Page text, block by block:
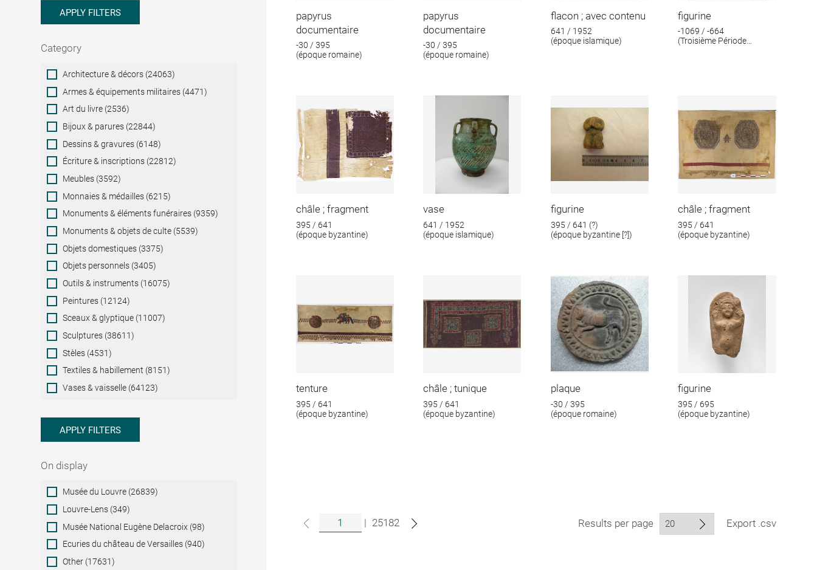
APPLY FILTERS
Category
Category
Architecture & décors (24063)
Armes & équipements militaires (4471)
Art du livre (2536)
Bijoux & parures (22844)
Dessins & gravures (6148)
Écriture & inscriptions (22812)
Meubles (3592)
Monnaies & médailles (6215)
Monuments & éléments funéraires (9359)
Monuments & objets de culte (5539)
Objets domestiques (3375)
Objets personnels (3405)
Outils & instruments (16075)
Peintures (12124)
Sceaux & glyptique (11007)
Sculptures (38611)
Stèles (4531)
Textiles & habillement (8151)
Vases & vaisselle (64123)
APPLY FILTERS
On display
On
display
Musée du Louvre (26839)
Louvre-Lens (349)
Musée National Eugène Delacroix (98)
Ecuries du château de Versailles (940)
Other (17631)
papyrus
documentaire
-30 / 395
(époque romaine)
papyrus
documentaire
-30 / 395
(époque romaine)
flacon ; avec contenu
641 / 1952
(époque islamique)
figurine
-1069 / -664
(Troisième Période
châle ; fragment
395 / 641
(époque byzantine)
vase
641 / 1952
(époque islamique)
figurine
395 / 641 (?)
(époque byzantine [?])
châle ; fragment
395 / 641
(époque byzantine)
tenture
395 / 641
(époque byzantine)
châle ; tunique
395 / 641
(époque byzantine)
plaque
-30 / 395
(époque romaine)
figurine
395 / 695
(époque byzantine)
| 25182 Results per page Export .csv